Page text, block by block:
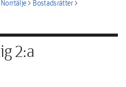
Norrtäljechevron_rightBostadsrätterchevron_right
2:a